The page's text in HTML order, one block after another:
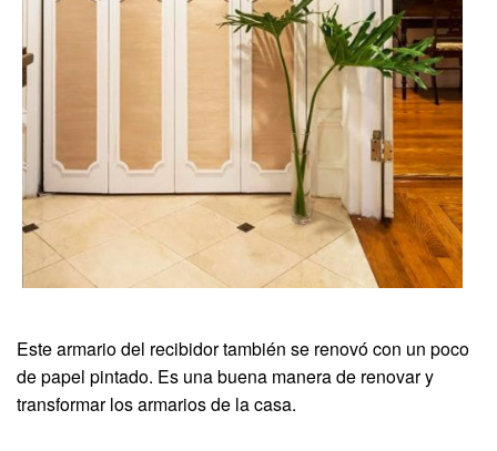
Este armario del recibidor también se renovó con un poco
de papel pintado. Es una buena manera de renovar y
transformar los armarios de la casa.